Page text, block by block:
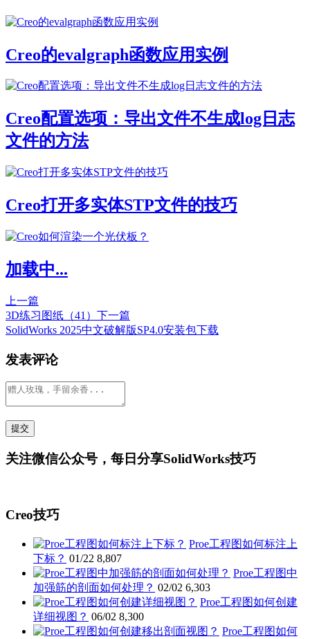
Creo的evalgraph函数应用实例
Creo配置选项：导出文件不生成log日志
文件的方法
Creo打开多实体STP文件的技巧
加载中...
上一篇
3D练习图纸（41） 下一篇
SolidWorks 2025中文破解版SP4.0安装包下载
发表评论
关注微信公众号，每日分享SolidWorks技巧
Creo技巧
Proe工程图如何标注上
下标？ 01/22 8,807
Proe工程图中
加强筋的剖面如何处理？ 02/02 6,303
Proe工程图如何创建
详细视图？ 06/02 8,300
Proe工程图如何